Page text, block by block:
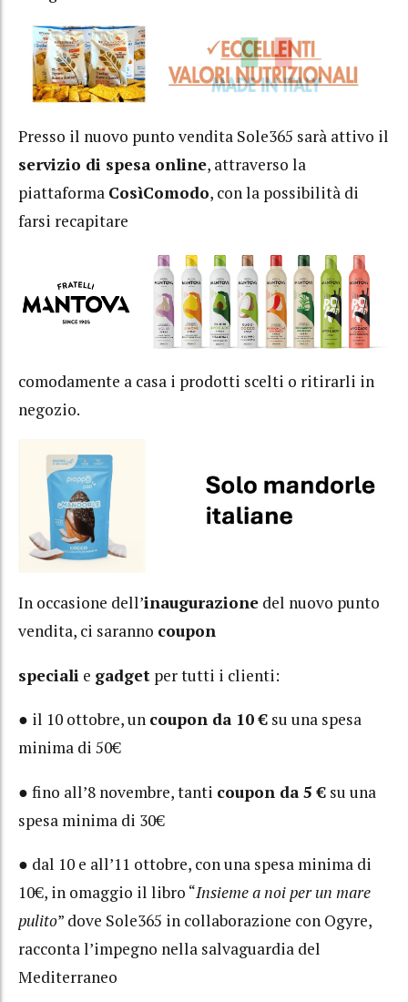
Presso il nuovo punto vendita Sole365 sarà attivo il
servizio di spesa online, attraverso la
piattaforma CosìComodo, con la possibilità di
farsi recapitare
comodamente a casa i prodotti scelti o ritirarli in
negozio.
In occasione dell’inaugurazione del nuovo punto
vendita, ci saranno coupon
speciali e gadget per tutti i clienti:
● il 10 ottobre, un coupon da 10 € su una spesa
minima di 50€
● fino all’8 novembre, tanti coupon da 5 € su una
spesa minima di 30€
● dal 10 e all’11 ottobre, con una spesa minima di
10€, in omaggio il libro “Insieme a noi per un mare
pulito” dove Sole365 in collaborazione con Ogyre,
racconta l’impegno nella salvaguardia del
Mediterraneo